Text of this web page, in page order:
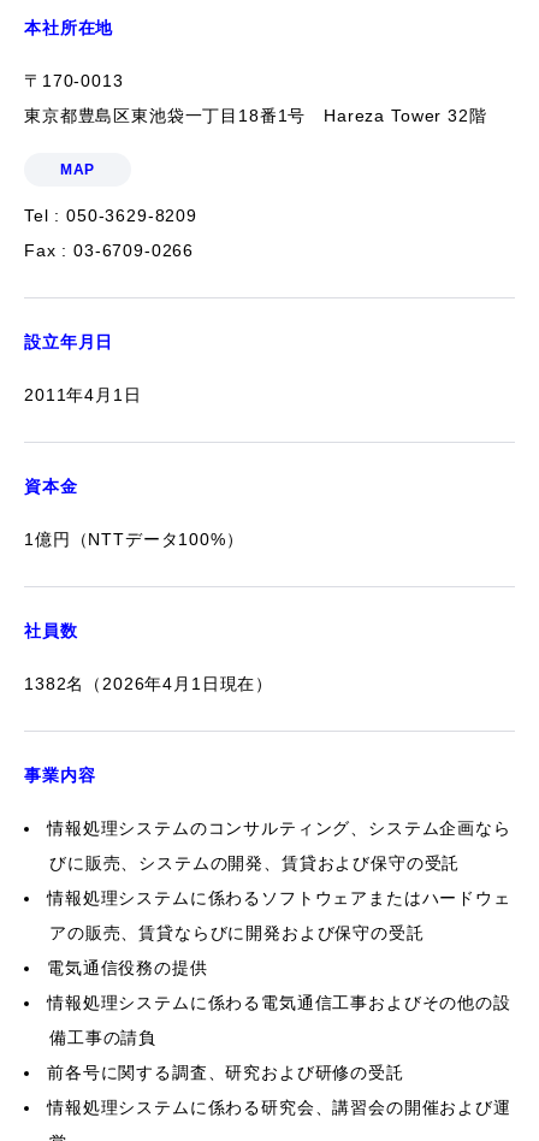
本社所在地
〒170-0013
東京都豊島区東池袋一丁目18番1号 Hareza Tower 32階
MAP
Tel : 050-3629-8209
Fax : 03-6709-0266
設立年月日
2011年4月1日
資本金
1億円（NTTデータ100%）
社員数
1382名（2026年4月1日現在）
事業内容
情報処理システムのコンサルティング、システム企画なら
びに販売、システムの開発、賃貸および保守の受託
情報処理システムに係わるソフトウェアまたはハードウェ
アの販売、賃貸ならびに開発および保守の受託
電気通信役務の提供
情報処理システムに係わる電気通信工事およびその他の設
備工事の請負
前各号に関する調査、研究および研修の受託
情報処理システムに係わる研究会、講習会の開催および運